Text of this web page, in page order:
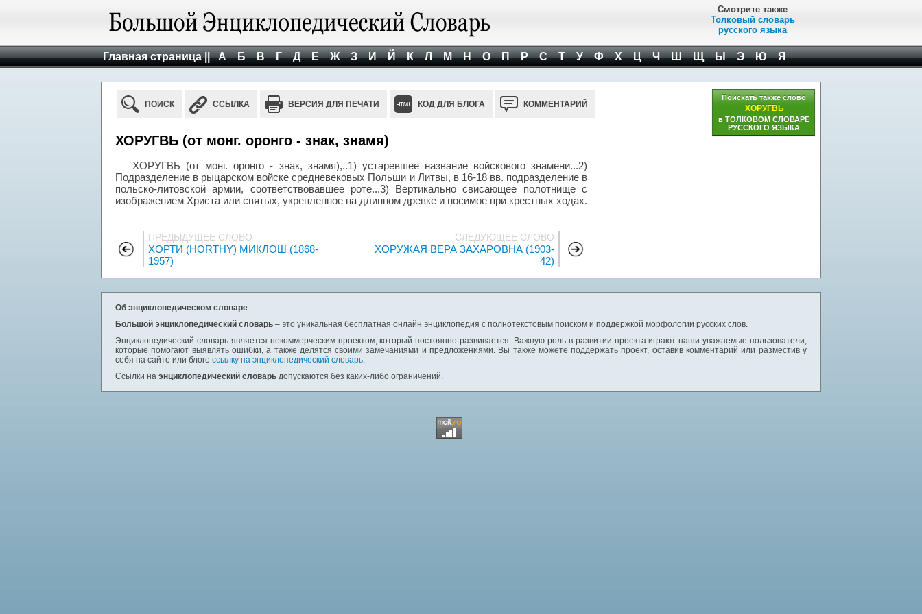
Смотрите также
Толковый словарь
русского языка
Главная страница || А Б В Г Д Е Ж З И Й К Л М Н О П Р С Т У Ф Х Ц Ч Ш Щ Ы Э Ю Я
ПОИСК ССЫЛКА ВЕРСИЯ ДЛЯ ПЕЧАТИ КОД ДЛЯ БЛОГА КОММЕНТАРИЙ
ХОРУГВЬ (от монг. оронго - знак, знамя)
ХОРУГВЬ (от монг. оронго - знак, знамя),..1) устаревшее название войскового знамени...2)
Подразделение в рыцарском войске средневековых Польши и Литвы, в 16-18 вв. подразделение в
польско-литовской армии, соответствовавшее роте...3) Вертикально свисающее полотнище с
изображением Христа или святых, укрепленное на длинном древке и носимое при крестных ходах.
ПРЕДЫДУЩЕЕ СЛОВО
ХОРТИ (HORTHY) МИКЛОШ (1868-
1957)
СЛЕДУЮЩЕЕ СЛОВО
ХОРУЖАЯ ВЕРА ЗАХАРОВНА (1903-
42)
Поискать также слово
ХОРУГВЬ
в ТОЛКОВОМ СЛОВАРЕ
РУССКОГО ЯЗЫКА
Об энциклопедическом словаре
Большой энциклопедический словарь – это уникальная бесплатная онлайн энциклопедия с полнотекстовым поиском и поддержкой морфологии русских слов.
Энциклопедический словарь является некоммерческим проектом, который постоянно развивается. Важную роль в развитии проекта играют наши уважаемые пользователи,
которые помогают выявлять ошибки, а также делятся своими замечаниями и предложениями. Вы также можете поддержать проект, оставив комментарий или разместив у
себя на сайте или блоге ссылку на энциклопедический словарь.
Ссылки на энциклопедический словарь допускаются без каких-либо ограничений.